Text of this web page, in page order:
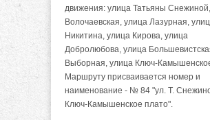
движения: улица Татьяны
Волочаевская, улица Лазурная,
Никитина, улица Кирова, улица
Добролюбова, улица
Выборная, улица Ключ-
Маршруту присваивается номер и
наименование - № 84 "ул. Т.
Ключ-Камышенское плато".